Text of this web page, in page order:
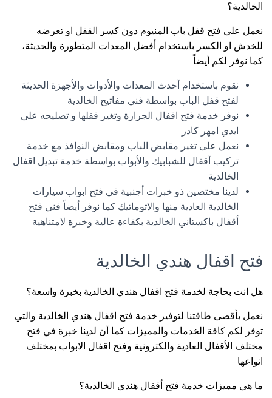
الخالدية؟
نعمل على فتح قفل باب المنيوم دون كسر القفل او تعرضه
للخدش او الكسر باستخدام أفضل المعدات المتطورة والحديثة،
كما نوفر لكم أيضاً:
نقوم باستخدام أحدث المعدات والأدوات والأجهزة الحديثة
لفتح قفل الباب بواسطة فني مفاتيح الخالدية
نوفر خدمة فتح اقفال الجرارة وتغير قفلها و تصليحه على
ايدي امهر كادر
نعمل على تغير مقابض الباب ومقابض النوافذ مع خدمة
تركيب أقفال للشبابيك والأبواب بواسطة خدمة تبديل اقفال
الخالدية
لدينا مختصين ذو خبرات أجنبية في فتح ابواب سيارات
الخالدية العادية منها والاتوماتيك كما نوفر أيضاً فني فتح
أقفال باكستاني الخالدية بكفاءة عالية وخبرة لامتناهية
فتح اقفال هندي الخالدية
هل انت بحاجة لخدمة فتح اقفال هندي الخالدية بخبرة واسعة؟
نعمل بأقصى طاقتنا لتوفير خدمة فتح اقفال هندي الخالدية والتي
توفر لكم كافة الخدمات والمميزات كما أن لدينا خبرة في فتح
مختلف الأقفال العادية والكترونية وفتح اقفال الابواب بمختلف
انواعها
ما هي مميزات خدمة فتح أقفال هندي الخالدية؟